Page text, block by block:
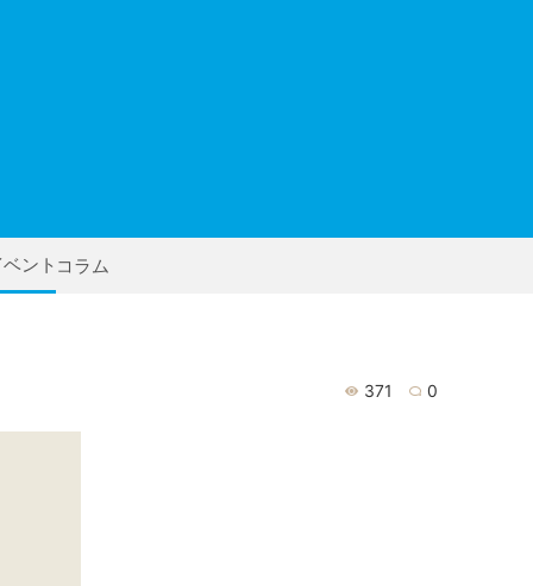
ント コラム
371 0